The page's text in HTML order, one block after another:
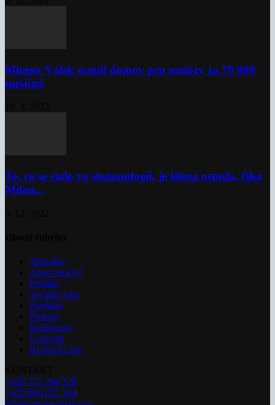
Ministr Válek ocenil domov pro seniory za 70 000
měsíčně
To, co se stalo ve stomatologii, je šílená ostuda, říká
Milan...
Aktuality
Zdravotnictví
Politika
Sociální věci
Pojištění
Pharma
Rozhovory
E-Health
Ke kávě i čaji
+420 777 264 528
+420 606 831 394